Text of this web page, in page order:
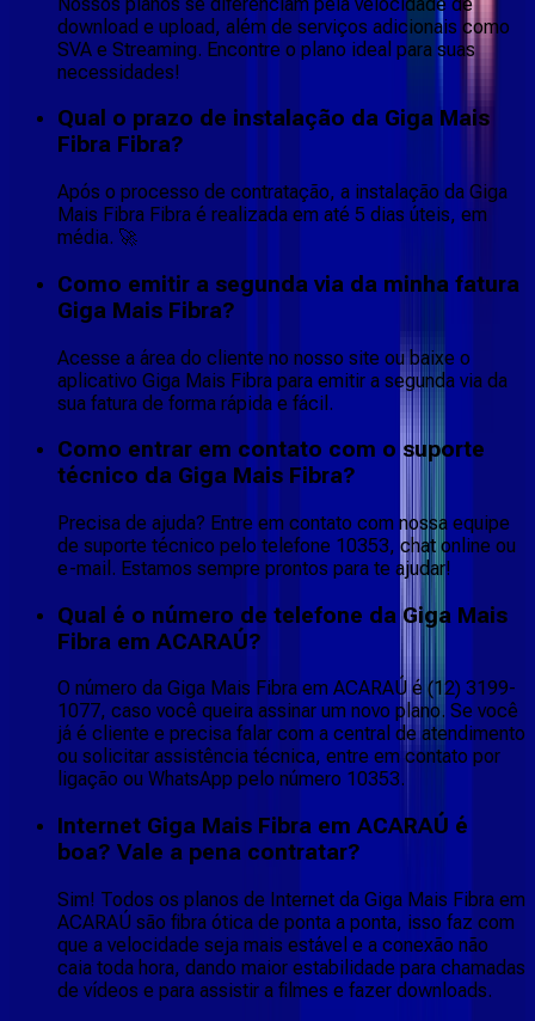
download e upload, além de serviços adicionais como
SVA e Streaming. Encontre o plano ideal para suas
necessidades!
Qual o prazo de instalação da Giga Mais
Fibra Fibra?
Após o processo de contratação, a instalação da Giga
Mais Fibra Fibra é realizada em até 5 dias úteis, em
média. 🚀
Como emitir a segunda via da minha fatura
Giga Mais Fibra?
Acesse a área do cliente no nosso site ou baixe o
aplicativo Giga Mais Fibra para emitir a segunda via da
sua fatura de forma rápida e fácil.
Como entrar em contato com o suporte
técnico da Giga Mais Fibra?
Precisa de ajuda? Entre em contato com nossa equipe
de suporte técnico pelo telefone 10353, chat online ou
e-mail. Estamos sempre prontos para te ajudar!
Qual é o número de telefone da Giga Mais
Fibra em ACARAÚ?
O número da Giga Mais Fibra em ACARAÚ é (12) 3199-
1077, caso você queira assinar um novo plano. Se você
já é cliente e precisa falar com a central de atendimento
ou solicitar assistência técnica, entre em contato por
ligação ou WhatsApp pelo número 10353.
Internet Giga Mais Fibra em ACARAÚ é
boa? Vale a pena contratar?
Sim! Todos os planos de Internet da Giga Mais Fibra em
ACARAÚ são fibra ótica de ponta a ponta, isso faz com
que a velocidade seja mais estável e a conexão não
caia toda hora, dando maior estabilidade para chamadas
de vídeos e para assistir a filmes e fazer downloads.